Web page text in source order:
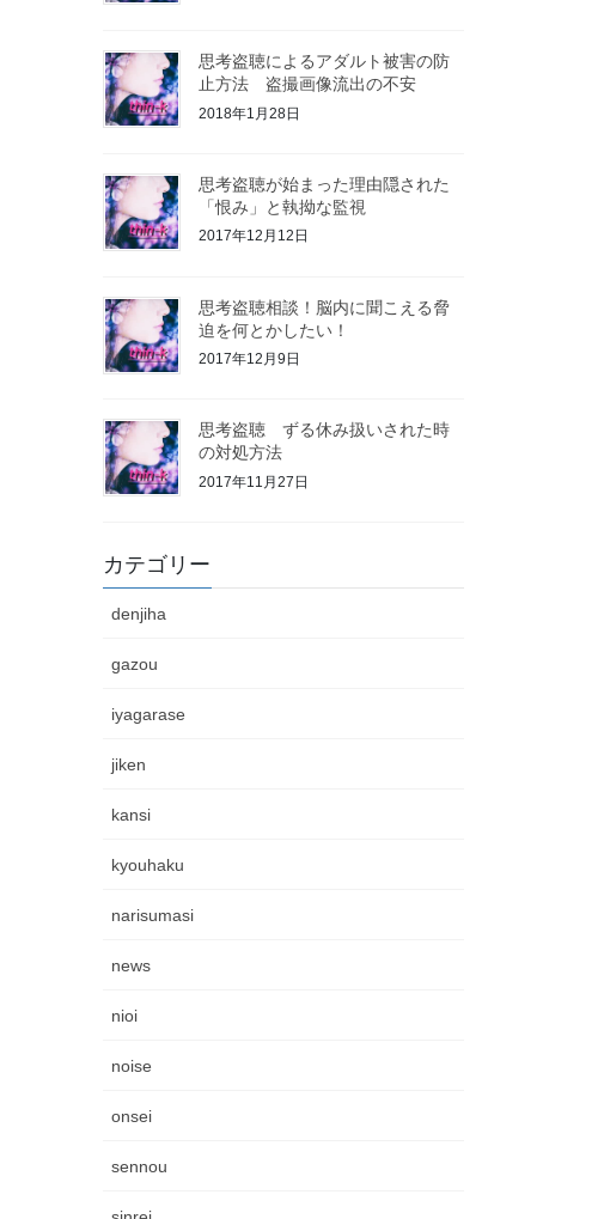
思考盗聴によるアダルト被害の防
止方法 盗撮画像流出の不安
2018年1月28日
思考盗聴が始まった理由隠された
「恨み」と執拗な監視
2017年12月12日
思考盗聴相談！脳内に聞こえる脅
迫を何とかしたい！
2017年12月9日
思考盗聴 ずる休み扱いされた時
の対処方法
2017年11月27日
カテゴリー
denjiha
gazou
iyagarase
jiken
kansi
kyouhaku
narisumasi
news
nioi
noise
onsei
sennou